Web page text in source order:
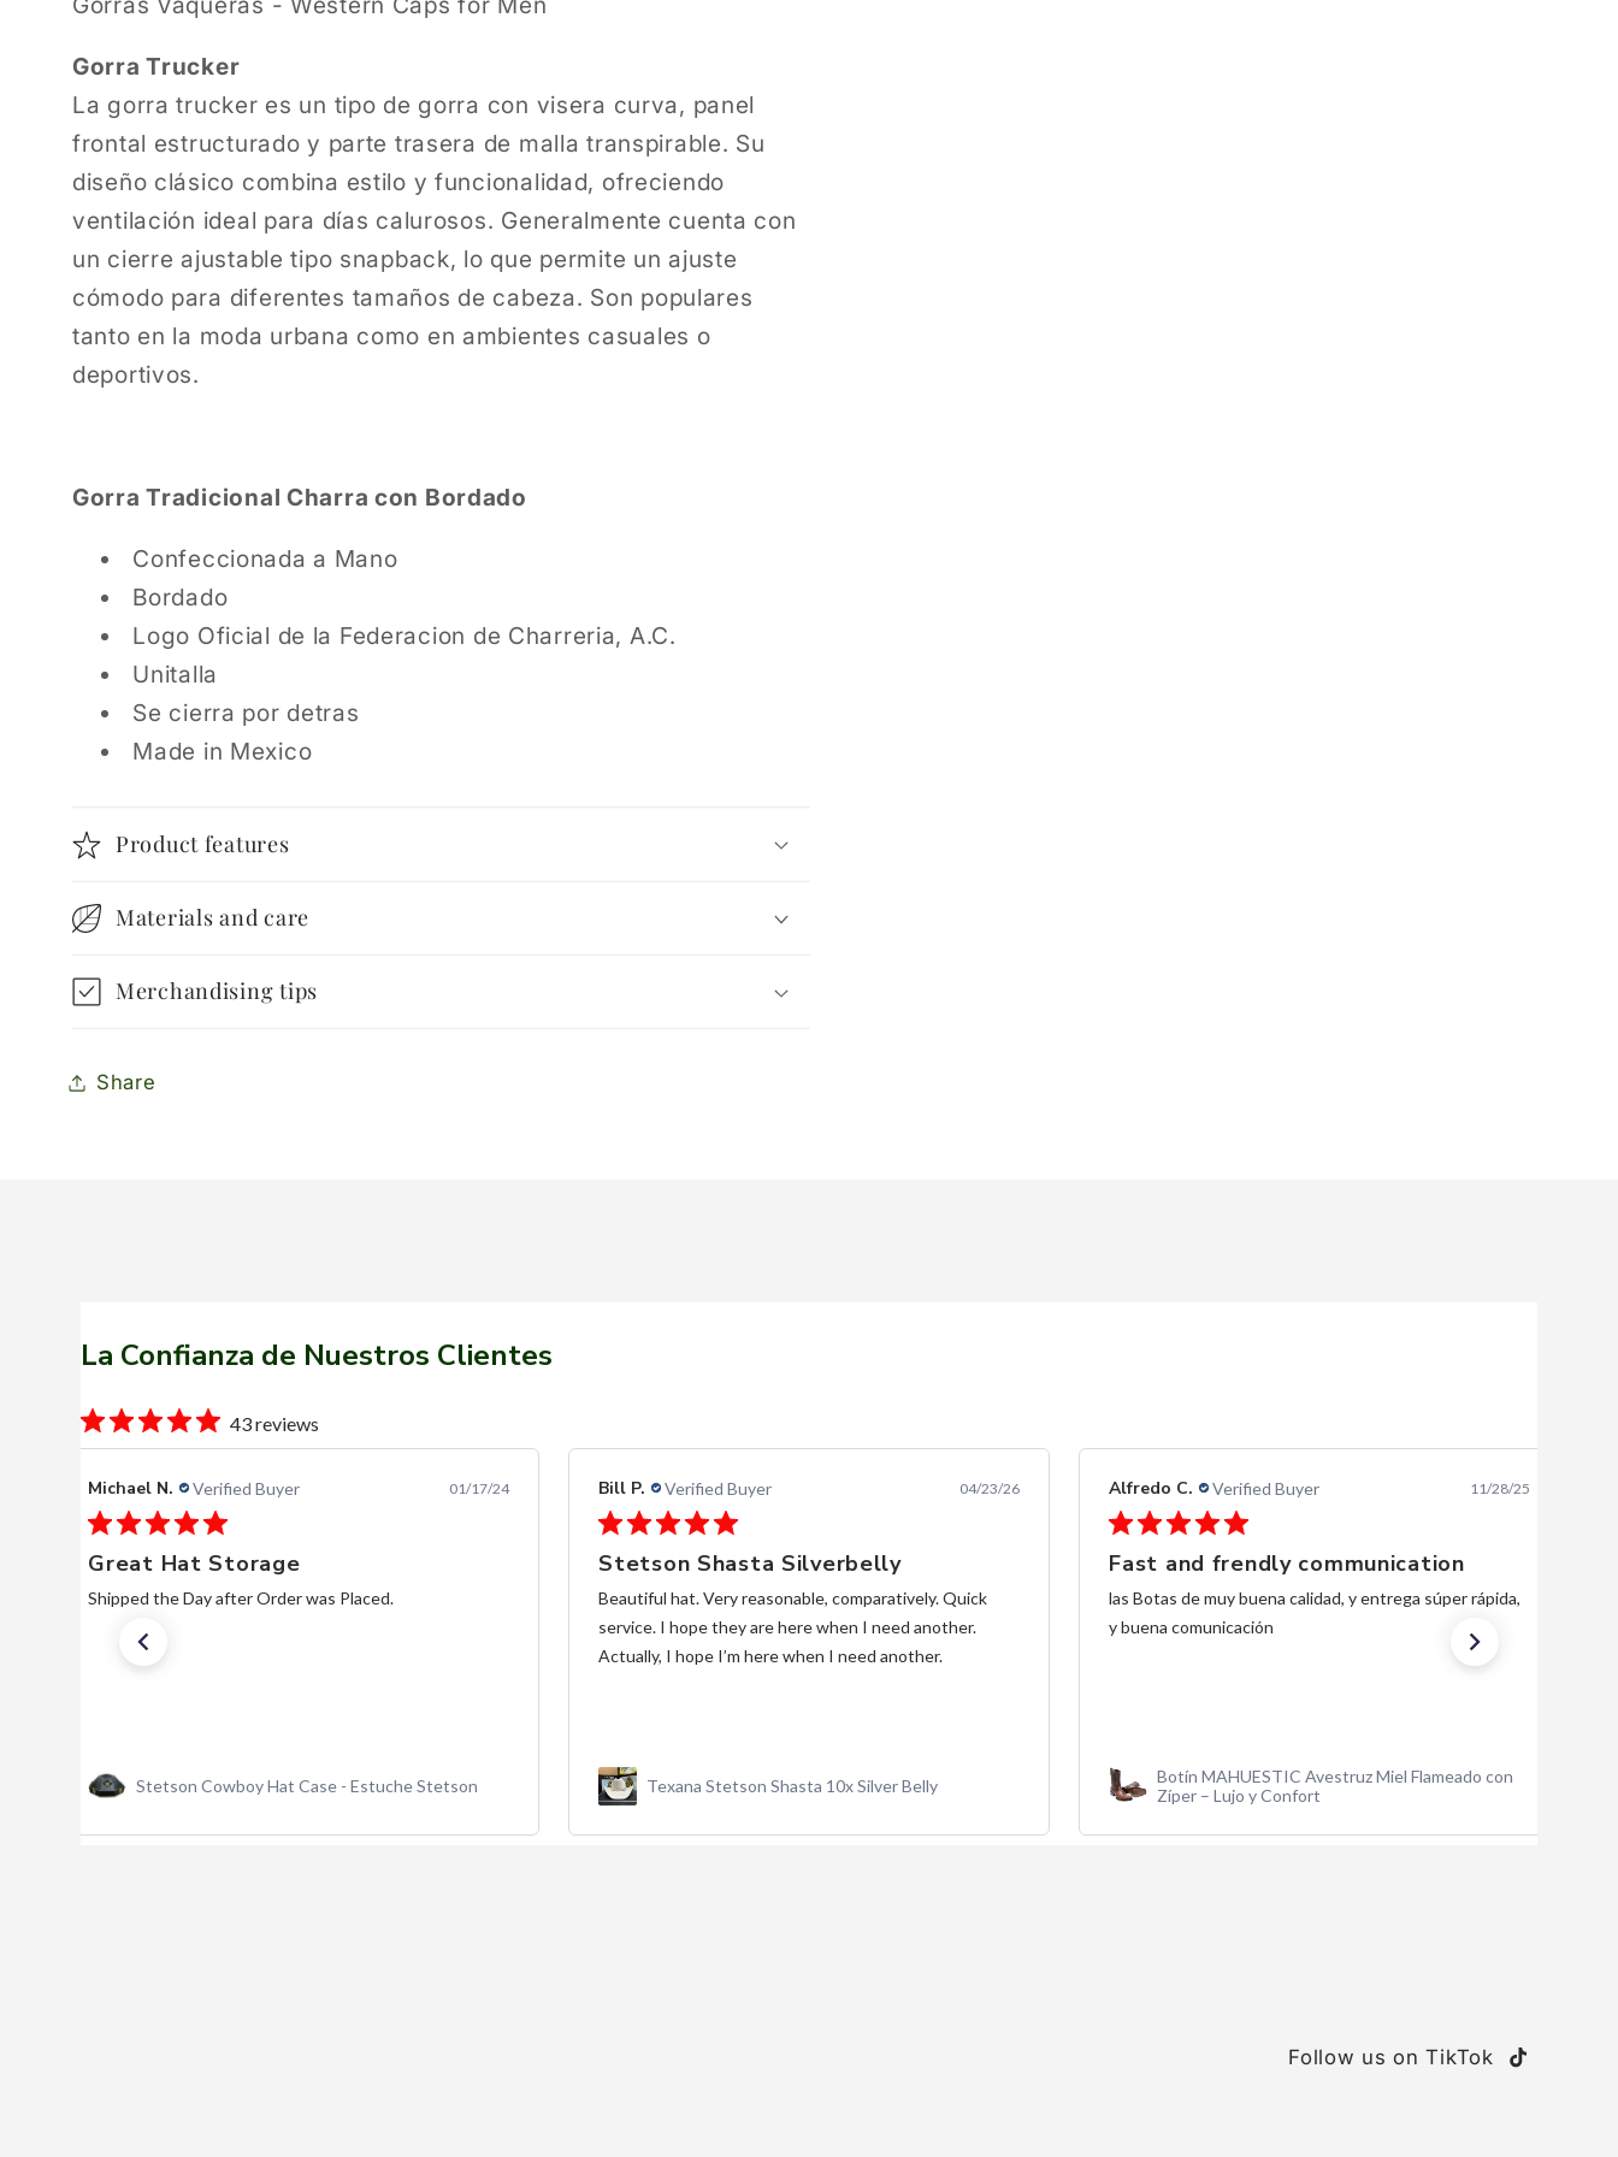
Gorra Trucker
La gorra trucker es un tipo de gorra con visera curva, panel
frontal estructurado y parte trasera de malla transpirable. Su
diseño clásico combina estilo y funcionalidad, ofreciendo
ventilación ideal para días calurosos. Generalmente cuenta con
un cierre ajustable tipo snapback, lo que permite un ajuste
cómodo para diferentes tamaños de cabeza. Son populares
tanto en la moda urbana como en ambientes casuales o
deportivos.
Gorra Tradicional Charra con Bordado
Confeccionada a Mano
Bordado
Logo Oficial de la Federacion de Charreria, A.C.
Unitalla
Se cierra por detras
Made in Mexico
Product features
Materials and care
Merchandising tips
Share
La Confianza de Nuestros Clientes
43 reviews
Bill P. Verified Buyer 04/23/26
Stetson Shasta Silverbelly
Beautiful hat. Very reasonable, comparatively. Quick
Actually, I hope I’m here when I need another.
Texana Stetson Shasta 10x Silver Belly
Alfredo C. Verified Buyer 11/28/25
Fast and frendly communication
las Botas de muy buena calidad, y entrega súper rápida,
y buena comunicación
Botín MAHUESTIC Avestruz Miel Flameado con
Zíper – Lujo y Confort
Ernesto L. Verified Buyer 10/28/25
Excellent
excellent, thank you.
Traje Charro Gala Negro Bordado de Oro para
Hombre | Importado de México
Follow us on TikTok
TikTok